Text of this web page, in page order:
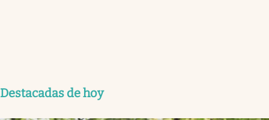
Destacadas de hoy